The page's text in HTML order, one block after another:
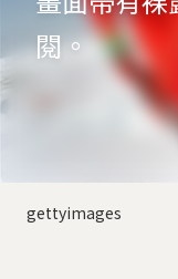
閱。
gettyimages